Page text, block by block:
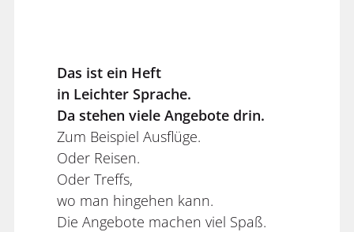
Das ist ein Heft
in Leichter Sprache.
Da stehen viele Angebote drin.
Zum Beispiel Ausflüge.
Oder Reisen.
Oder Treffs,
wo man hingehen kann.
Die Angebote machen viel Spaß.